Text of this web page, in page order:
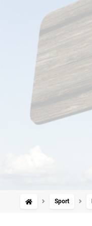
Sport